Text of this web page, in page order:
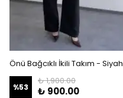
Önü Bağcıklı İkili Takım - Siyah
%53
₺ 1,900.00
₺ 900.00